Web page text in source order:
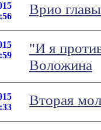
Врио
"И я
Воложина
Вторая